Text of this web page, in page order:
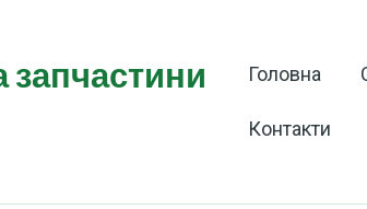
запчастини Головна
Контакти